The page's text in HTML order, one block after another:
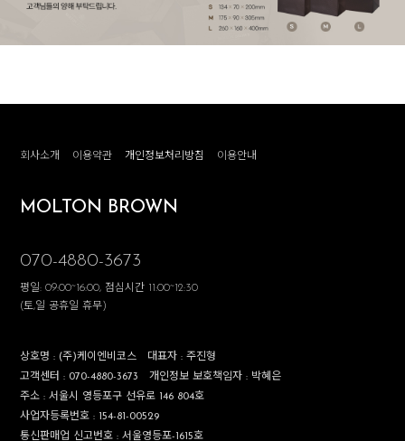
회사소개 이용약관 개인정보처리방침 이용안내
MOLTON BROWN
070-4880-3673
평일: 09:00~16:00, 점심시간 11:00~12:30
(토,일 공휴일 휴무)
상호명 :(주)케이엔비코스 대표자 :주진형
고객센터 : 070-4880-3673 개인정보 보호책임자 : 박혜은
주소 :서울시 영등포구 선유로 146 804호
사업자등록번호 : 154-81-00529
통신판매업 신고번호 :서울영등포-1615호